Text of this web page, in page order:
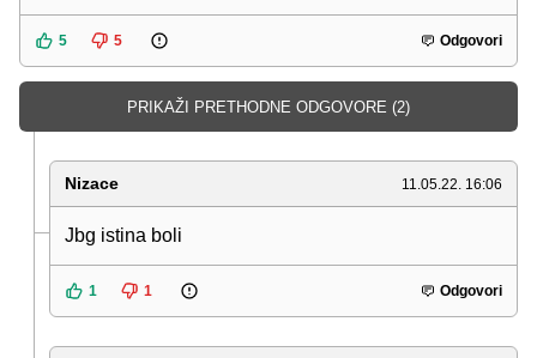
5 5 Odgovori
PRIKAŽI PRETHODNE ODGOVORE (2)
Nizace 11.05.22. 16:06
Jbg istina boli
1 1 Odgovori